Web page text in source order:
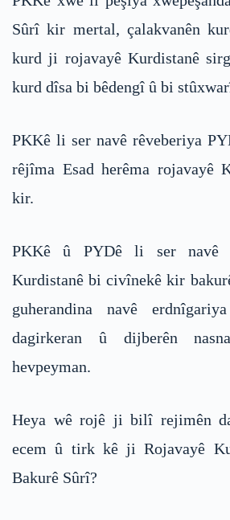
Sûrî kir mertal, çalakvanên
kurd ji rojavayê Kurdistanê
kurd dîsa bi bêdengî û bi
PKKê li ser navê rêveberiya
rêjîma Esad herêma rojavayê
kir.
PKKê û PYDê li ser navê
Kurdistanê bi civînekê kir
guherandina navê
dagirkeran û dijberên
hevpeyman.
Heya wê rojê ji bilî rejimên
ecem û tirk kê ji Rojavayê
Bakurê Sûrî?